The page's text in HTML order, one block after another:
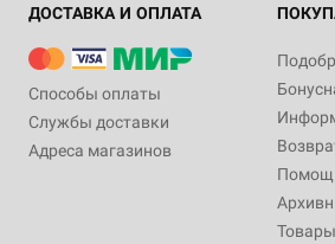
ДОСТАВКА И ОПЛАТА
Способы оплаты
Службы доставки
Адреса магазинов